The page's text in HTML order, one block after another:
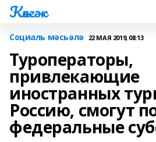
Көнгәк
Социаль мәсьәлә 22 МАЯ 2019, 08:13
Туроператоры,
привлекающие
иностранных
Россию, смогут
федеральные